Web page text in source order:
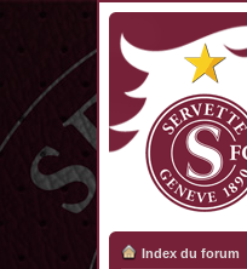
Index du forum